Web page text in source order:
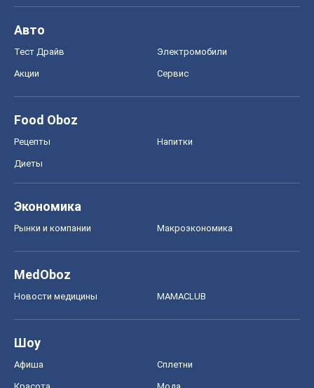
Авто
Тест Драйв Электромобили
Акции Сервис
Food Oboz
Рецепты Напитки
Диеты
Экономика
Рынки и компании Mакроэкономика
MedOboz
Новости медицины MAMACLUB
Шоу
Афиша Сплетни